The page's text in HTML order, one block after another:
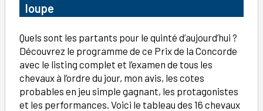
loupe
Quels sont les partants pour le quinté d’aujourd’hui ?
Découvrez le programme de ce Prix de la Concorde
avec le listing complet et l’examen de tous les
chevaux à l’ordre du jour, mon avis, les cotes
probables en jeu simple gagnant, les protagonistes
et les performances. Voici le tableau des 16 chevaux